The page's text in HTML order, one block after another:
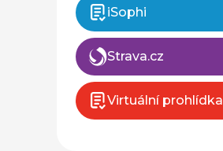
iSophi
Strava.cz
Virtuální prohlídka